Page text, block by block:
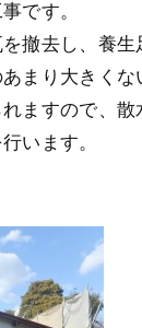
です。
撤去し、養生
まり大きく
ますので、
います。